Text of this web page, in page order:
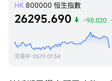
HK 800000 恒生指數
26295.690 -98.020
交易中 05/11 01:34